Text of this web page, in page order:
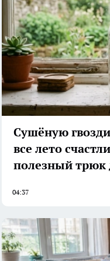
Сушёную
все лето
полезный трюк
04:37